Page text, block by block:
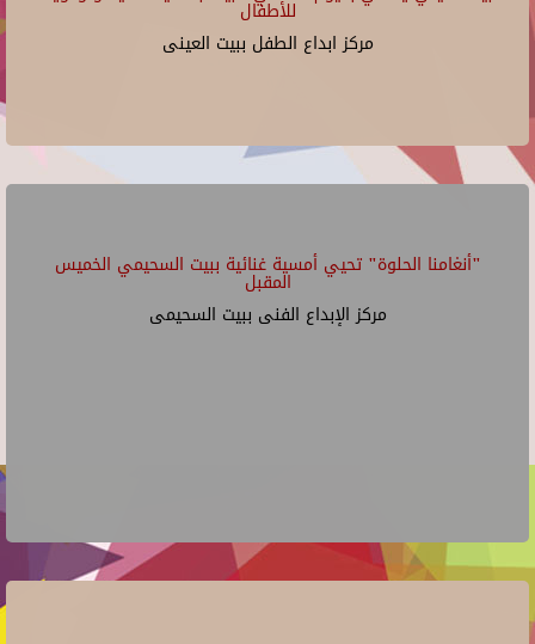
للأطفال
مركز ابداع الطفل ببيت العينى
"أنغامنا الحلوة" تحيي أمسية غنائية ببيت السحيمي الخميس
المقبل
مركز الإبداع الفنى ببيت السحيمى